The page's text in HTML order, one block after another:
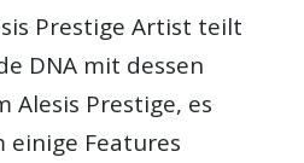
Prestige Artist teilt
DNA mit dessen
Alesis Prestige, es
Features